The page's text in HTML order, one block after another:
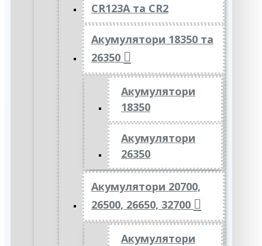
CR123A та CR2
Акумулятори 18350 та
26350
Акумулятори
18350
Акумулятори
26350
Акумулятори 20700,
26500, 26650, 32700
Акумулятори